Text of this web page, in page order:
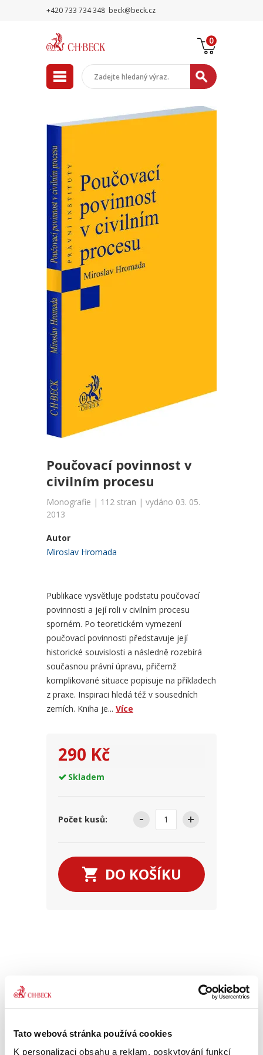
Tato webová stránka používá cookies
K personalizaci obsahu a reklam, poskytování funkcí
+420 733 734 348 beck@beck.cz
0
Poučovací povinnost v
civilním procesu
Monografie | 112 stran | vydáno 03. 05.
2013
Autor
Miroslav Hromada
Publikace vysvětluje podstatu poučovací
povinnosti a její roli v civilním procesu
sporném. Po teoretickém vymezení
poučovací povinnosti představuje její
historické souvislosti a následně rozebírá
současnou právní úpravu, přičemž
komplikované situace popisuje na příkladech
z praxe. Inspiraci hledá též v sousedních
zemích. Kniha je... Více
290 Kč
Skladem
Počet kusů:
DO KOŠÍKU